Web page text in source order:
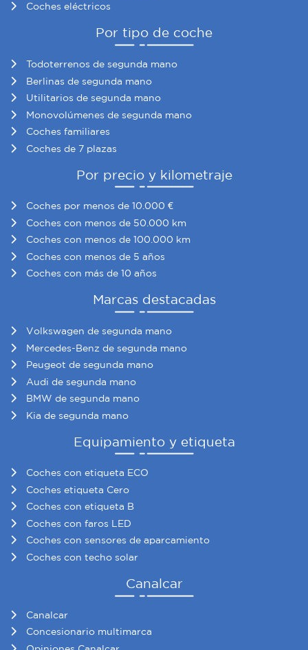
Coches eléctricos
Por tipo de coche
Todoterrenos de segunda mano
Berlinas de segunda mano
Utilitarios de segunda mano
Monovolúmenes de segunda mano
Coches familiares
Coches de 7 plazas
Por precio y kilometraje
Coches por menos de 10.000 €
Coches con menos de 50.000 km
Coches con menos de 100.000 km
Coches con menos de 5 años
Coches con más de 10 años
Marcas destacadas
Volkswagen de segunda mano
Mercedes-Benz de segunda mano
Peugeot de segunda mano
Audi de segunda mano
BMW de segunda mano
Kia de segunda mano
Equipamiento y etiqueta
Coches con etiqueta ECO
Coches etiqueta Cero
Coches con etiqueta B
Coches con faros LED
Coches con sensores de aparcamiento
Coches con techo solar
Canalcar
Canalcar
Concesionario multimarca